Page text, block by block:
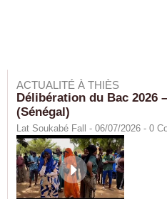
ACTUALITÉ À THIÈS
Délibération du Bac 2026
(Sénégal)
Lat Soukabé Fall - 06/07/2026 - 0